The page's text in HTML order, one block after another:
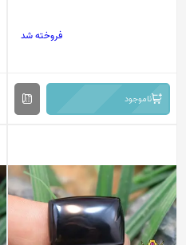
فروخته شد
ناموجود